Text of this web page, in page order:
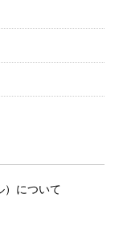
）について